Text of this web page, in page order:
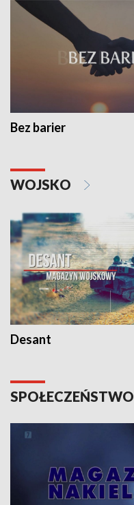
Bez barier
WOJSKO
Desant
SPOŁECZEŃSTWO